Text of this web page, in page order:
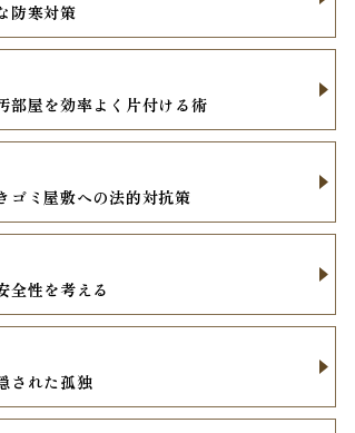
防寒対策
部屋を効率よく片付ける術
ゴミ屋敷への法的対抗策
全性を考える
された孤独